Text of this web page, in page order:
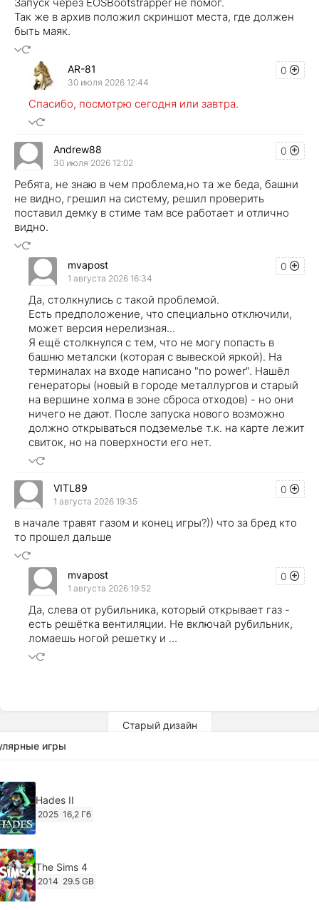
Так же в архив положил скриншот места, где должен
быть маяк.
0
AR-81
30 июля 2026 12:44
Спасибо, посмотрю сегодня или завтра.
0
Andrew88
30 июля 2026 12:02
Ребята, не знаю в чем проблема,но та же беда, башни
не видно, грешил на систему, решил проверить
поставил демку в стиме там все работает и отлично
видно.
0
mvapost
1 августа 2026 16:34
Да, столкнулись с такой проблемой.
Есть предположение, что специально отключили,
может версия нерелизная...
Я ещё столкнулся с тем, что не могу попасть в
башню металски (которая с вывеской яркой). На
терминалах на входе написано "no power". Нашёл
генераторы (новый в городе металлургов и старый
на вершине холма в зоне сброса отходов) - но они
ничего не дают. После запуска нового возможно
должно открываться подземелье т.к. на карте лежит
свиток, но на поверхности его нет.
0
VITL89
1 августа 2026 19:35
в начале травят газом и конец игры?)) что за бред кто
то прошел дальше
0
mvapost
1 августа 2026 19:52
Да, слева от рубильника, который открывает газ -
есть решётка вентиляции. Не включай рубильник,
ломаешь ногой решетку и ...
Старый дизайн
игры
Hades II
2025 16,2 Гб
The Sims 4
2014 29.5 GB